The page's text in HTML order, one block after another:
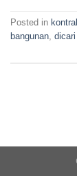
Posted in
bangunan